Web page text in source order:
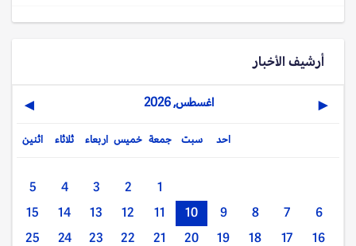
أرشيف الأخبار
◀ اغسطس, 2026 ▶
اثنين ثلاثاء اربعاء خميس جمعة سبت احد
1
2
3
4
5
6
7
8
9
10
11
12
13
14
15
16
17
18
19
20
21
22
23
24
25